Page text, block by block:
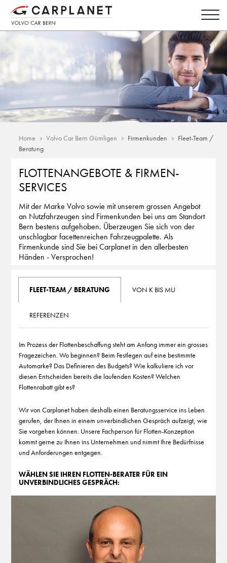
Home Volvo Car Bern Gümligen Firmenkunden
Fleet-Team /
Beratung
FLOTTENANGEBOTE & FIRMEN-
SERVICES
Mit der Marke Volvo sowie mit unserem grossen Angebot
an Nutzfahrzeugen sind Firmenkunden bei uns am Standort
Bern bestens aufgehoben. Überzeugen Sie sich von der
unschlagbar facettenreichen Fahrzeugpalette. Als
Firmenkunde sind Sie bei Carplanet in den allerbesten
Händen - Versprochen!
FLEET-TEAM / BERATUNG VON K BIS MU
REFERENZEN
Im Prozess der Flottenbeschaffung steht am Anfang immer ein grosses
Fragezeichen. Wo beginnen? Beim Festlegen auf eine bestimmte
Automarke? Das Definieren des Budgets? Wie kalkuliere ich vor
diesen Entscheiden bereits die laufenden Kosten? Welchen
Flottenrabatt gibt es?
Wir von Carplanet haben deshalb einen Beratungsservice ins Leben
gerufen, der Ihnen in einem unverbindlichen Gespräch aufzeigt, wie
Sie vorgehen können. Unsere Fachperson für Flotten-Konzeption
kommt gerne zu Ihnen ins Unternehmen und nimmt Ihre Bedürfnisse
und Anforderungen entgegen.
WÄHLEN SIE IHREN FLOTTEN-BERATER FÜR EIN
UNVERBINDLICHES GESPRÄCH: